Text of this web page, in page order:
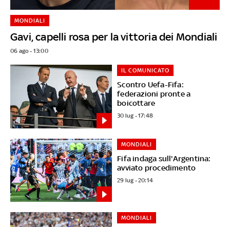
Gavi, capelli rosa per la vittoria dei Mondiali
MONDIALI
06 ago - 13:00
Scontro Uefa-Fifa:
federazioni pronte a
boicottare
IL COMUNICATO
30 lug - 17:48
Fifa indaga sull'Argentina:
avviato procedimento
MONDIALI
29 lug - 20:14
MONDIALI